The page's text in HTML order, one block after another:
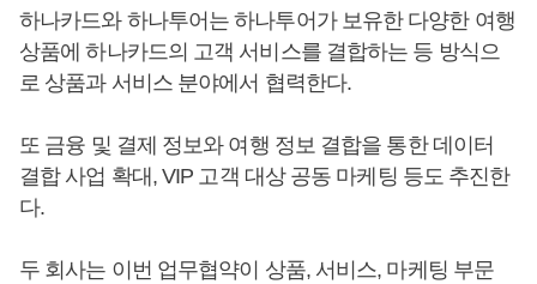
하나카드와 하나투어는 하나투어가 보유한 다양한 여행
상품에 하나카드의 고객 서비스를 결합하는 등 방식으
로 상품과 서비스 분야에서 협력한다.
또 금융 및 결제 정보와 여행 정보 결합을 통한 데이터
결합 사업 확대, VIP 고객 대상 공동 마케팅 등도 추진한
다.
두 회사는 이번 업무협약이 상품, 서비스, 마케팅 부문